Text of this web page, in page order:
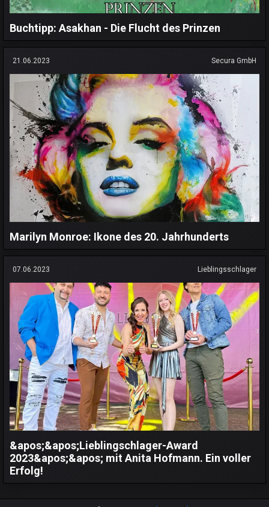
Buchtipp: Asakhan - Die Flucht des Prinzen
21.06.2023 Secura GmbH
Marilyn Monroe: Ikone des 20. Jahrhunderts
07.06.2023 Lieblingsschlager
&apos;&apos;Lieblingschlager-Award
2023&apos;&apos; mit Anita Hofmann. Ein voller
Erfolg!